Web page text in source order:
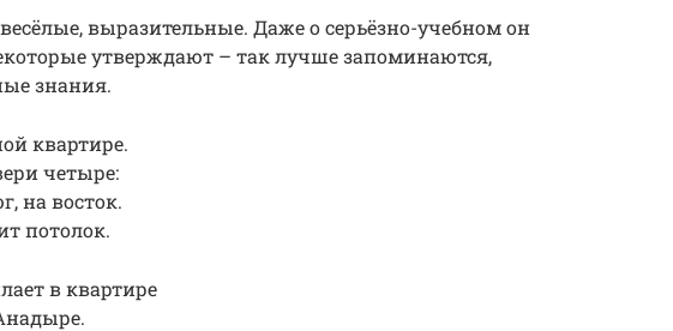
выразительные. Даже о серьёзно-учебном он
утверждают – так лучше запоминаются,
знания.
квартире.
четыре:
на восток.
потолок.
в квартире